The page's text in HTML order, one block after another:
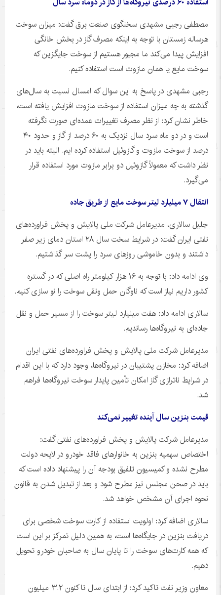
مصطفی رجبی مشهدی سخنگوی صنعت برق گفت: میزان سوخت
هرساله زمستان با توجه به اینکه مصرف گاز در بخش خانگی
افزایش پیدا می‌کند ما مجبور هستیم از سوخت جایگزین که
سوخت مایع یا همان مازوت است استفاده کنیم.
رجبی مشهدی در پاسخ به این سوال که امسال نسبت به سال‌های
گذشته به چه میزان استفاده از سوخت مازوت افزایش یافته است،
خاطر نشان کرد: از نظر مصرف تغییرات عمده‌ای صورت نگرفته
است و در دو ماه سرد سال نزدیک به ۶۰ درصد از گاز و حدود ۴۰
درصد از سوخت مازوت و گازوئیل استفاده کرده ایم. البته باید در
نظر داشت که معمولاً گازوئیل دو برابر مازوت مورد استفاده قرار
می‌گیرد.
انتقال۷ میلیارد لیتر سوخت مایع از طریق جاده
جلیل سالاری، مدیرعامل شرکت ملی پالایش و پخش فراورده‌های
نفتی ایران گفت: در شرایط سخت سال ۲۸ استان دمای زیر صفر
داشتند و بدون خاموشی روزهای سرد را پشت سر گذاشتیم.
وی ادامه داد: با توجه به ۱۶ هزار کیلومتر راه اصلی که در گستره
کشور داریم نیاز است که ناوگان حمل ونقلسوخت را نو سازی کنیم.
سالاری ادامه داد: هفت میلیارد لیتر سوخت را از مسیر حمل و نقل
جاده‌ای به نیروگاه‌ها رساندیم.
مدیرعامل شرکت ملی پالایش و پخش فراورده‌های نفتی ایران
اضافه کرد: مخازن پشتیبان در نیروگاه‌ها، وجود دارد که با این اقدام
در شرایط ناترازیگاز امکان تأمین پایدار سوخت نیروگاه‌ها فراهم
شد.
قیمت بنزین سال آینده تغییر نمی‌کند
مدیرعامل شرکت پالایش و پخش فراورده‌های نفتی گفت:
اختصاص سهمیه بنزین به خانوارهای فاقد خودرو در لایحه دولت
مطرح نشده و کمیسیون تلفیق بودجه آن را پیشنهاد داده است که
باید در صحن مجلس نیز مطرح شود و بعد از تبدیل شدن به قانون
نحوه اجرای آن مشخص خواهد شد.
سالاری اضافه کرد: اولویت استفاده از کارت سوخت شخصی برای
دریافت بنزین در جایگاه‌ها است، به همین دلیل تمرکز بر این است
که همه کارت‌های سوخت را تا پایان سال به صاحبان خودرو تحویل
دهیم.
معاون وزیر نفت تاکید کرد: از ابتدای سال تا کنون ۳.۲ میلیون